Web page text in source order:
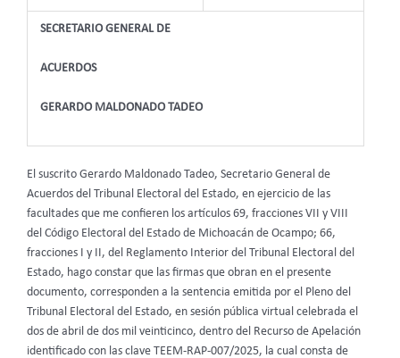
SECRETARIO GENERAL DE
ACUERDOS
GERARDO MALDONADO TADEO
El suscrito Gerardo Maldonado Tadeo, Secretario General de
Acuerdos del Tribunal Electoral del Estado, en ejercicio de las
facultades que me confieren los artículos 69, fracciones VII y VIII
del Código Electoral del Estado de Michoacán de Ocampo; 66,
fracciones I y II, del Reglamento Interior del Tribunal Electoral del
Estado, hago constar que las firmas que obran en el presente
documento, corresponden a la sentencia emitida por el Pleno del
Tribunal Electoral del Estado, en sesión pública virtual celebrada el
dos de abril de dos mil veinticinco, dentro del Recurso de Apelación
identificado con las clave TEEM-RAP-007/2025, la cual consta de